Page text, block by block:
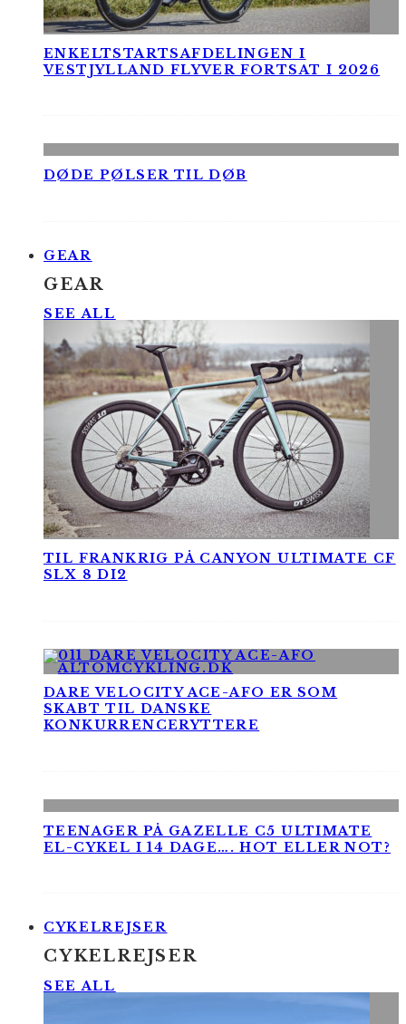
ENKELTSTARTSAFDELINGEN I
VESTJYLLAND FLYVER FORTSAT I 2026
DØDE PØLSER TIL DØB
GEAR
GEAR
SEE ALL
TIL FRANKRIG PÅ CANYON ULTIMATE CF
SLX 8 DI2
DARE VELOCITY ACE-AFO ER SOM
SKABT TIL DANSKE
KONKURRENCERYTTERE
TEENAGER PÅ GAZELLE C5 ULTIMATE
EL-CYKEL I 14 DAGE…. HOT ELLER NOT?
CYKELREJSER
CYKELREJSER
SEE ALL